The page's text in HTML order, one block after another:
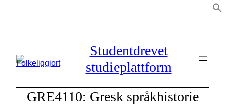
Studentdrevet
studieplattform
GRE4110: Gresk språkhistorie